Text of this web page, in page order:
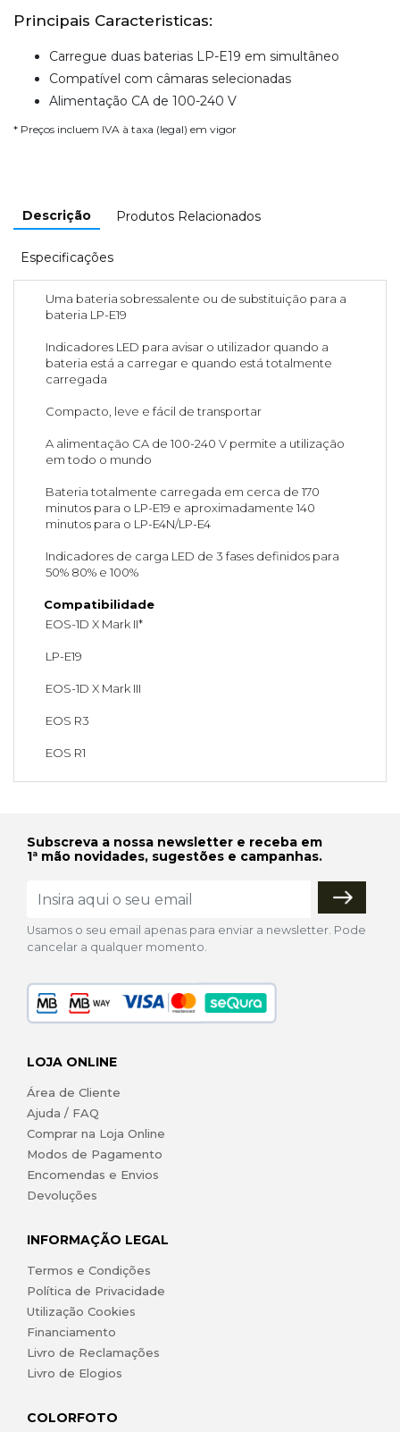
Principais Caracteristicas:
Carregue duas baterias LP-E19 em simultâneo
Compatível com câmaras selecionadas
Alimentação CA de 100-240 V
* Preços incluem IVA à taxa (legal) em vigor
Descrição Produtos Relacionados
Especificações
Uma bateria sobressalente ou de substituição para a
bateria LP-E19
Indicadores LED para avisar o utilizador quando a
bateria está a carregar e quando está totalmente
carregada
Compacto, leve e fácil de transportar
A alimentação CA de 100-240 V permite a utilização
em todo o mundo
Bateria totalmente carregada em cerca de 170
minutos para o LP-E19 e aproximadamente 140
minutos para o LP-E4N/LP-E4
Indicadores de carga LED de 3 fases definidos para
50% 80% e 100%
Compatibilidade
EOS-1D X Mark II*
LP-E19
EOS-1D X Mark III
EOS R3
EOS R1
Subscreva a nossa newsletter e receba em
1ª mão novidades, sugestões e campanhas.
Usamos o seu email apenas para enviar a newsletter. Pode
cancelar a qualquer momento.
LOJA ONLINE
Área de Cliente
Ajuda / FAQ
Comprar na Loja Online
Modos de Pagamento
Encomendas e Envios
Devoluções
INFORMAÇÃO LEGAL
Termos e Condições
Política de Privacidade
Utilização Cookies
Financiamento
Livro de Reclamações
Livro de Elogios
COLORFOTO